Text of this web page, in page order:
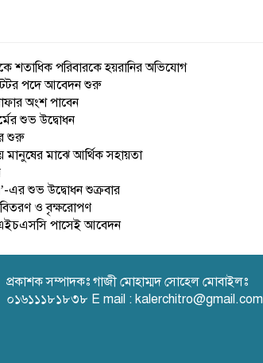
শতাধিক পরিবারকে হয়রানির অভিযোগ
পদে আবেদন শুরু
অংশ পাবেন
শুভ উদ্বোধন
শুরু
মাঝে আর্থিক সহায়তা
এর শুভ উদ্বোধন শুক্রবার
ও বৃক্ষরোপণ
এইচএসসি পাসেই আবেদন
প্রকাশক সম্পাদকঃ গাজী মোহাম্মদ সোহেল মোবাইলঃ
০১৬১১১৮১৮৩৮ E mail : kalerchitro@gmail.com